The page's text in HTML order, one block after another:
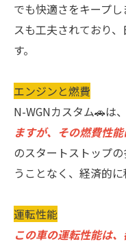
でも快適さをキープ
スも工夫されており
す。
エンジンと燃費
N-WGNカスタム🚗は、
ますが、その燃費性能
のスタートストップ
うことなく、経済的に
運転性能
この車の運転性能は